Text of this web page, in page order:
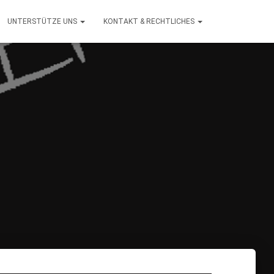
UNTERSTÜTZE UNS KONTAKT & RECHTLICHES